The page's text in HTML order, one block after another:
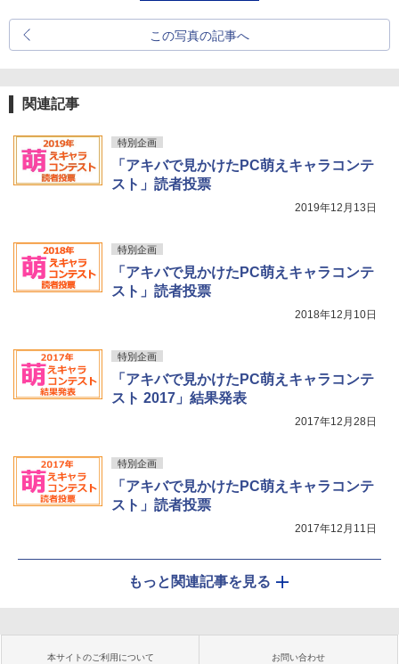
この写真の記事へ
関連記事
特別企画
「アキバで見かけたPC萌えキャラコンテ
スト」読者投票
2019年12月13日
特別企画
「アキバで見かけたPC萌えキャラコンテ
スト」読者投票
2018年12月10日
特別企画
「アキバで見かけたPC萌えキャラコンテ
スト 2017」結果発表
2017年12月28日
特別企画
「アキバで見かけたPC萌えキャラコンテ
スト」読者投票
2017年12月11日
もっと関連記事を見る
本サイトのご利用について お問い合わせ